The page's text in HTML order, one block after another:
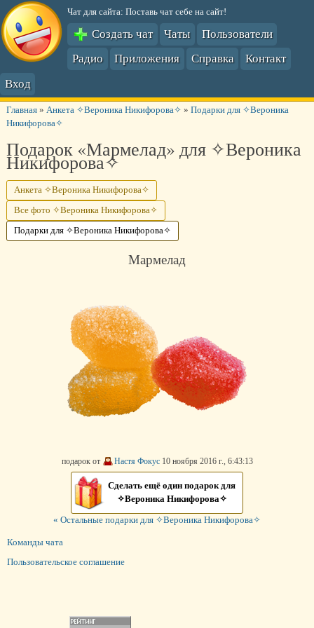
Чат для сайта: Поставь чат себе на сайт!
Создать чат Чаты
Пользователи
Радио
Приложения Справка
Контакт
Вход
Главная» Анкета ✧Вероника Никифорова✧ » Подарки для ✧Вероника
Никифорова✧
Подарок «Мармелад» для ✧Вероника
Никифорова✧
Анкета ✧Вероника Никифорова✧
Все фото ✧Вероника Никифорова✧
Подарки для ✧Вероника Никифорова✧
Мармелад
подарок от Настя Фокус10 ноября 2016 г., 6:43:13
Сделать ещё один подарок для
✧Вероника Никифорова✧
« Остальные подарки для ✧Вероника Никифорова✧
Команды чата
Пользовательское соглашение